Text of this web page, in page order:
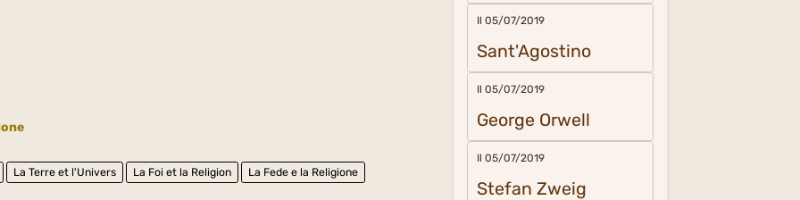
La Terre et l'Univers La Foi et la Religion La Fede e la Religione
Il 05/07/2019
Sant'Agostino
Il 05/07/2019
George Orwell
Il 05/07/2019
Stefan Zweig